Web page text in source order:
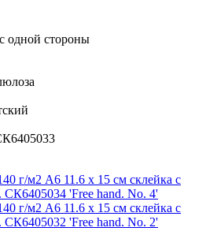
одной стороны
г/м2 A6 11.6 х 15 см склейка с
СК6405034 'Free hand. No. 4'
г/м2 A6 11.6 х 15 см склейка с
СК6405032 'Free hand. No. 2'